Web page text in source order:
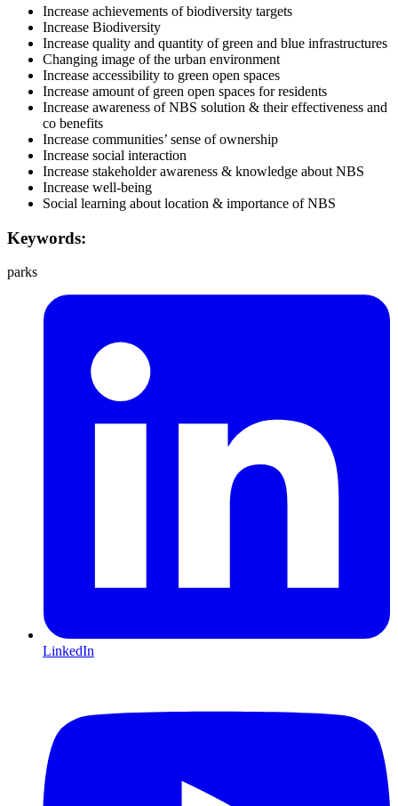
Increase achievements of biodiversity targets
Increase Biodiversity
Increase quality and quantity of green and blue infrastructures
Changing image of the urban environment
Increase accessibility to green open spaces
Increase amount of green open spaces for residents
Increase awareness of NBS solution & their effectiveness and
co benefits
Increase communities’ sense of ownership
Increase social interaction
Increase stakeholder awareness & knowledge about NBS
Increase well-being
Social learning about location & importance of NBS
Keywords:
parks
LinkedIn